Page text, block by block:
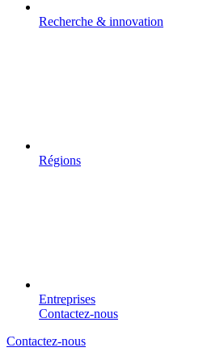
Recherche & innovation
Régions
Entreprises
Contactez-nous
Contactez-nous